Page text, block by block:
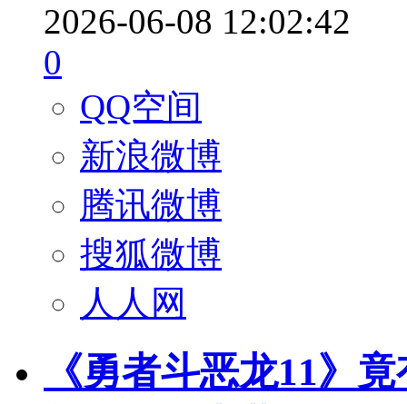
2026-06-08 12:02:42
0
QQ空间
新浪微博
腾讯微博
搜狐微博
人人网
《勇者斗恶龙11》